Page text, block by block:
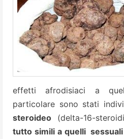
effetti afrodisiaci a
particolare sono stati
steroideo (delta-16-
tutto simili a quelli sessuali